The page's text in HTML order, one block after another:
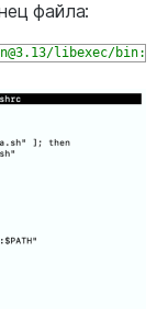
файла:
libexec/